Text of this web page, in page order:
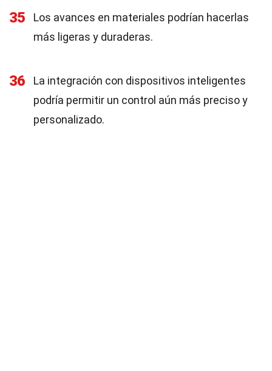
35
Los avances en materiales podrían hacerlas
más ligeras y duraderas.
36
La integración con dispositivos inteligentes
podría permitir un control aún más preciso y
personalizado.